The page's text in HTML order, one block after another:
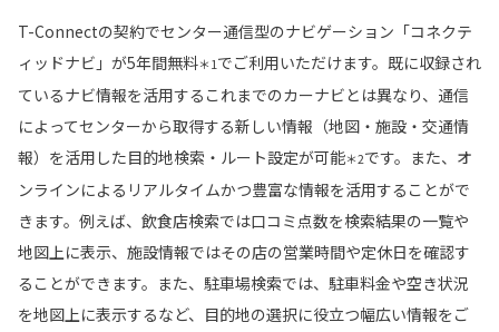
T-Connectの契約でセンター通信型のナビゲーション「コネクテ
ィッドナビ」が5年間無料＊1でご利用いただけます。既に収録され
ているナビ情報を活用するこれまでのカーナビとは異なり、通信
によってセンターから取得する新しい情報（地図・施設・交通情
報）を活用した目的地検索・ルート設定が可能＊2です。また、オ
ンラインによるリアルタイムかつ豊富な情報を活用することがで
きます。例えば、飲食店検索では口コミ点数を検索結果の一覧や
地図上に表示、施設情報ではその店の営業時間や定休日を確認す
ることができます。また、駐車場検索では、駐車料金や空き状況
を地図上に表示するなど、目的地の選択に役立つ幅広い情報をご